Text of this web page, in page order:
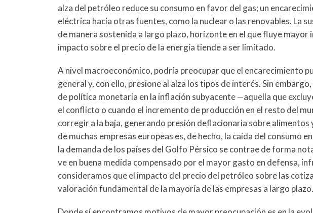
alza del petróleo reduce su consumo en favor del gas; un
eléctrica hacia otras fuentes, como la nuclear o las renovables. La
de manera sostenida a largo plazo, horizonte en el que fluye
impacto sobre el precio de la energía tiende a ser limitado.
A nivel macroeconómico, podría preocupar que el encarecimiento
general y, con ello, presione al alza los tipos de interés. Sin
de política monetaria en la inflación subyacente —aquella que
el conflicto o cuando el incremento de producción en el resto del
corregir a la baja, generando presión deflacionaria sobre
de muchas empresas europeas es, de hecho, la caída del consumo
la demanda de los países del Golfo Pérsico se contrae de forma
ve en buena medida compensado por el mayor gasto en defensa,
consideramos que el impacto del precio del petróleo sobre las
valoración fundamental de la mayoría de las empresas a largo plazo.